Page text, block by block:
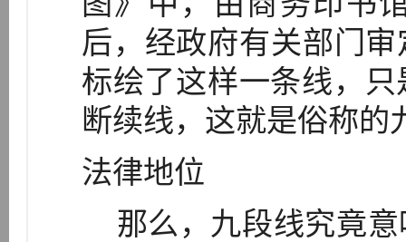
后，经政府有关部门
标绘了这样一条线，
断续线，这就是俗称的
法律地位
那么，九段线究竟意